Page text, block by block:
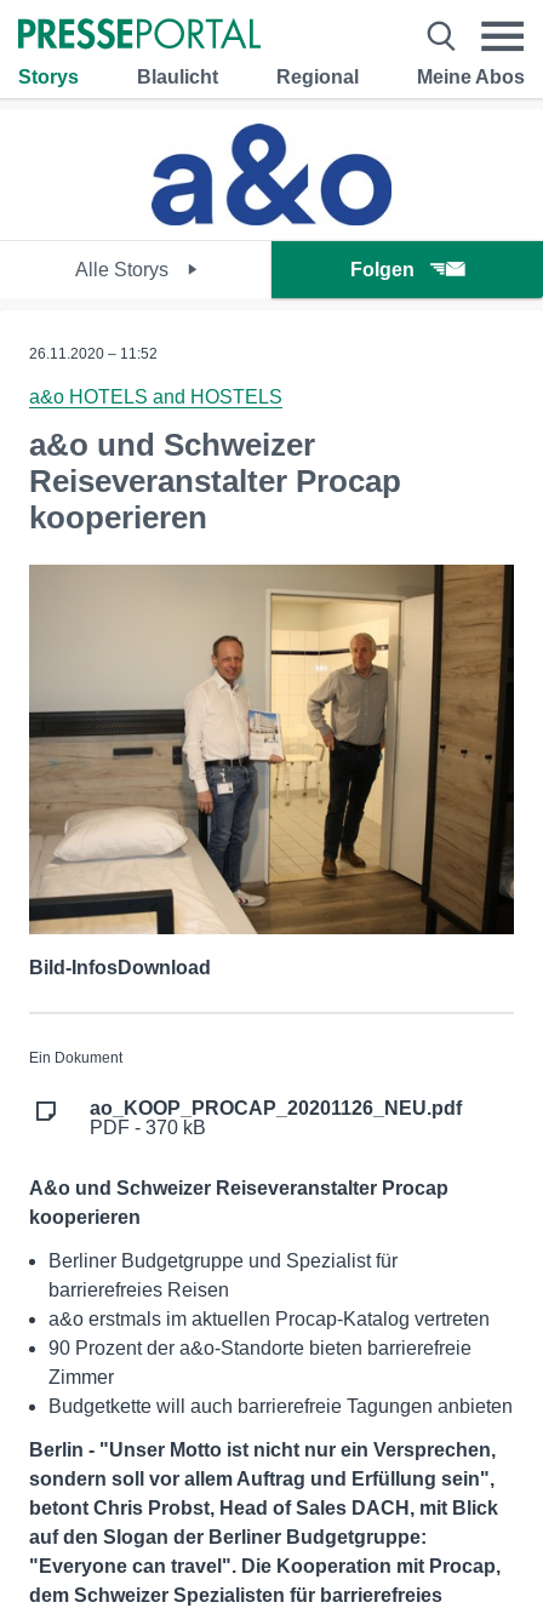
Storys Blaulicht Regional Meine Abos
Alle Storys Folgen
26.11.2020 – 11:52
a&o HOTELS and HOSTELS
a&o und Schweizer
Reiseveranstalter Procap
kooperieren
Bild-InfosDownload
Ein Dokument
ao_KOOP_PROCAP_20201126_NEU.pdf
PDF - 370 kB
A&o und Schweizer Reiseveranstalter Procap
kooperieren
Berliner Budgetgruppe und Spezialist für
barrierefreies Reisen
a&o erstmals im aktuellen Procap-Katalog vertreten
90 Prozent der a&o-Standorte bieten barrierefreie
Zimmer
Budgetkette will auch barrierefreie Tagungen anbieten
Berlin - "Unser Motto ist nicht nur ein Versprechen,
sondern soll vor allem Auftrag und Erfüllung sein",
betont Chris Probst, Head of Sales DACH, mit Blick
auf den Slogan der Berliner Budgetgruppe:
"Everyone can travel". Die Kooperation mit Procap,
dem Schweizer Spezialisten für barrierefreies